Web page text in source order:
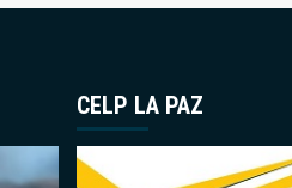
CELP LA PAZ